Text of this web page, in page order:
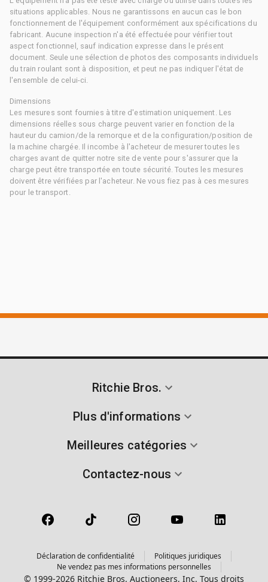
situations applicables. Nous ne garantissons en aucun cas le bon
fonctionnement de l'équipement conformément aux spécifications du
fabricant. Aucune inspection n'a été effectuée pour vérifier tout
aspect fonctionnel, sauf indication expresse dans le présent
document. Seule une sélection de photos des composants individuels
du train roulant sont à disposition, et peut ne pas indiquer l'état de
l'ensemble de celui-ci.
Dimensions
Les mesures sont fournies à titre d'estimation uniquement. Les
dimensions réelles sous charge peuvent varier en fonction de la
hauteur du camion/de la remorque et de la configuration/position de
la machine chargée. Il incombe à l'acheteur de mesurer toutes les
charges avant de quitter notre site de vente pour s'assurer que la
charge peut être transportée en toute sécurité. Toutes les mesures
doivent être vérifiées par l'acheteur. Ne vous fiez pas à ces mesures
pour le transport.
Ritchie Bros.
Plus d'informations
Meilleures catégories
Contactez-nous
Déclaration de confidentialité
Politiques juridiques
Ne vendez pas mes informations personnelles
© 1999-2026 Ritchie Bros. Auctioneers, Inc. Tous droits